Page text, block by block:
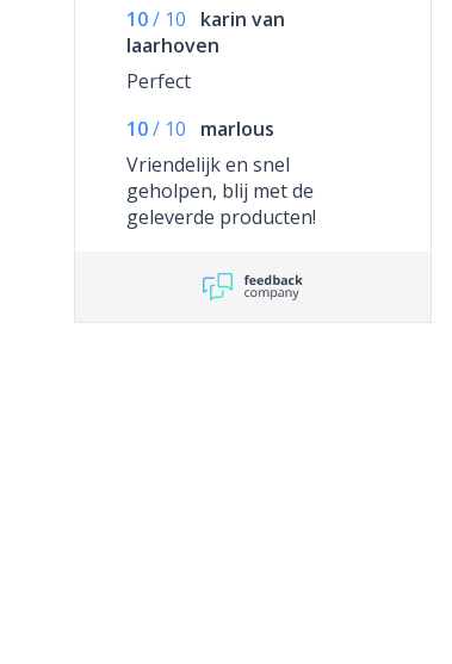
10/ 10
karin van
laarhoven
Perfect
10/ 10
marlous
Vriendelijk en snel
geholpen, blij met de
geleverde producten!